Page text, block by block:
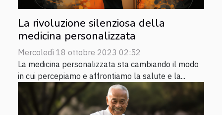
La rivoluzione silenziosa della
medicina personalizzata
Mercoledì 18 ottobre 2023 02:52
La medicina personalizzata sta cambiando il modo
in cui percepiamo e affrontiamo la salute e la...